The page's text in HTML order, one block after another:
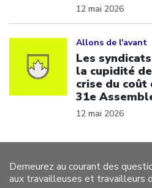
12 mai 2026
Allons de l'avant
Les
la cupidité
crise du
31e
12 mai 2026
Demeurez au courant des
aux travailleuses et travailleurs